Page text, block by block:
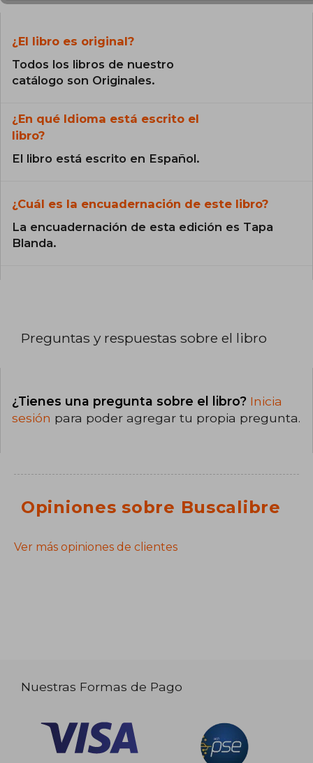
pequeñas decisiones en la dieta y el estilo de
salud y el bienestar general.
¿El libro es original?
Todos los libros de nuestro
catálogo son Originales.
¿En qué Idioma está escrito el
libro?
El libro está escrito en Español.
¿Cuál es la encuadernación de este libro?
La encuadernación de esta edición es Tapa
Blanda.
Preguntas y respuestas sobre el libro
¿Tienes una pregunta sobre el libro? Inicia
sesión para poder agregar tu propia pregunta.
Opiniones sobre Buscalibre
Ver más opiniones de clientes
Nuestras Formas de Pago